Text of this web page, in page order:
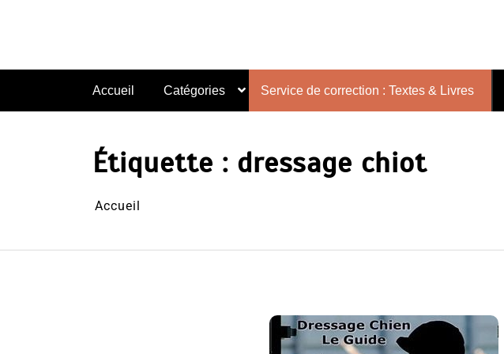
Accueil Catégories Service de correction : Textes & Livres
Étiquette : dressage chiot
Accueil